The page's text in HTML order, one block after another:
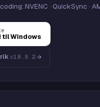
NVENC · QuickSync ·
til Windows
v10.9.2